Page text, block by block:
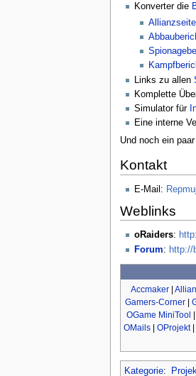
Konverter die
Links zu allen
Komplette
Simulator für
Eine interne
Und noch ein
Kontakt
E-Mail:
Weblinks
oRaiders:
Forum: http://
Accmaker|
Gamers-Corner |
OGame MiniTool
OMails| OProjekt|
Kategorie: